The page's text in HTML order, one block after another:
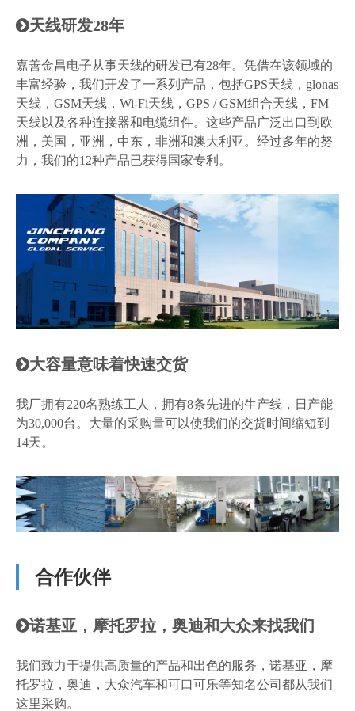
天线研发28年
嘉善金昌电子从事天线的研发已有28年。凭借在该领域的
丰富经验，我们开发了一系列产品，包括GPS天线，glonas
天线，GSM天线，Wi-Fi天线，GPS / GSM组合天线，FM
天线以及各种连接器和电缆组件。这些产品广泛出口到欧
洲，美国，亚洲，中东，非洲和澳大利亚。经过多年的努
力，我们的12种产品已获得国家专利。
大容量意味着快速交货
我厂拥有220名熟练工人，拥有8条先进的生产线，日产能
为30,000台。大量的采购量可以使我们的交货时间缩短到
14天。
合作伙伴
诺基亚，摩托罗拉，奥迪和大众来找我们
我们致力于提供高质量的产品和出色的服务，诺基亚，摩
托罗拉，奥迪，大众汽车和可口可乐等知名公司都从我们
这里采购。